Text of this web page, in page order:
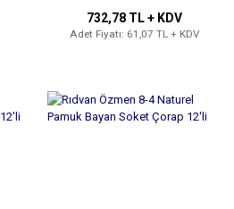
732,78 TL + KDV
Adet Fiyatı: 61,07 TL + KDV